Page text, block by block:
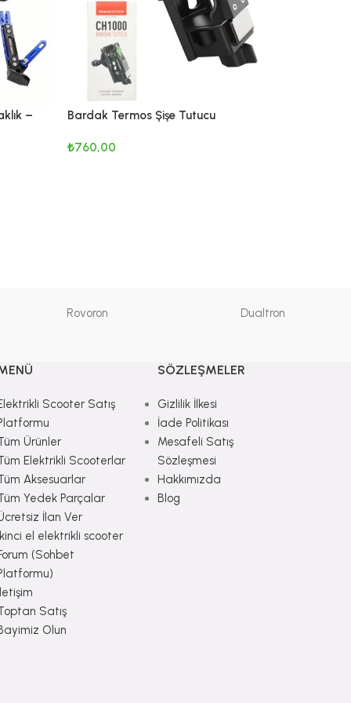
–
Bardak Termos Şişe Tutucu
₺760,00
Rovoron Dualtron
Scooter Satış
Ürünler
Elektrikli Scooterlar
Aksesuarlar
Yedek Parçalar
İlan Ver
el elektrikli scooter
(Sohbet
Satış
Olun
SÖZLEŞMELER
Gizlilik İlkesi
İade Politikası
Mesafeli Satış
Sözleşmesi
Hakkımızda
Blog